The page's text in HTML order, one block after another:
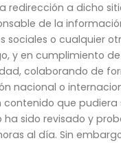
a dicho
de la
sociales o cualquier
y en cumplimiento
colaborando de
nacional o
contenido que
ha sido revisado y
al día. Sin